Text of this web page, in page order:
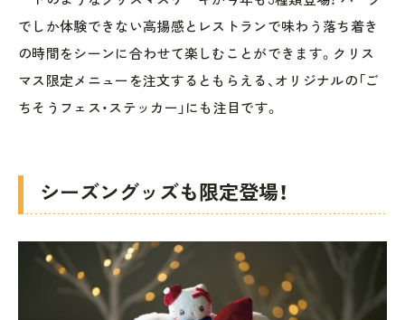
でしか体験できない高揚感とレストランで味わう落ち着き
の時間をシーンに合わせて楽しむことができます。クリス
マス限定メニューを注文するともらえる、オリジナルの「ご
ちそうフェス・ステッカー」にも注目です。
シーズングッズも限定登場！